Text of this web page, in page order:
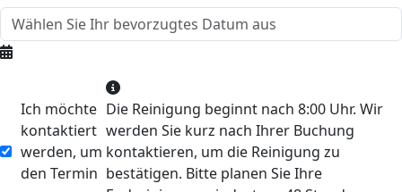
Ich möchte
kontaktiert
werden, um
den Termin
Die Reinigung beginnt nach 8:00 Uhr. Wir
werden Sie kurz nach Ihrer Buchung
kontaktieren, um die Reinigung zu
bestätigen. Bitte planen Sie Ihre